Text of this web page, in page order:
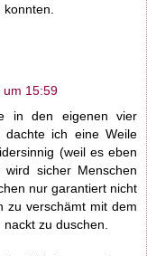
um 15:59
in den eigenen vier
dachte ich eine Weile
(weil es eben
sicher Menschen
nur garantiert nicht
zu verschämt mit dem
zu duschen.